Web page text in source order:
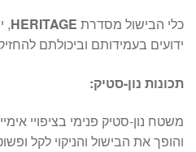
כלי הבישול מסדרת HERITAGE
,
ידועים בעמידותם וביכולתם
תכונות נון-סטיק:
משטח נון-סטיק פנימי בציפויי
והופך את הבישול והניקוי לקל